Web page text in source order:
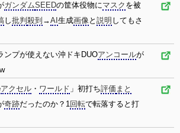
ガンダムSEEDの筐体役物にマスク を被
し批判 殺到 →AI 生成画像と 説明 してもさ
ンプが使えない沖ドキDUOアンコールが
アクセル ・ ワールド 」初打ち評価 まと
奇跡だったのか？1回転で転落すると打